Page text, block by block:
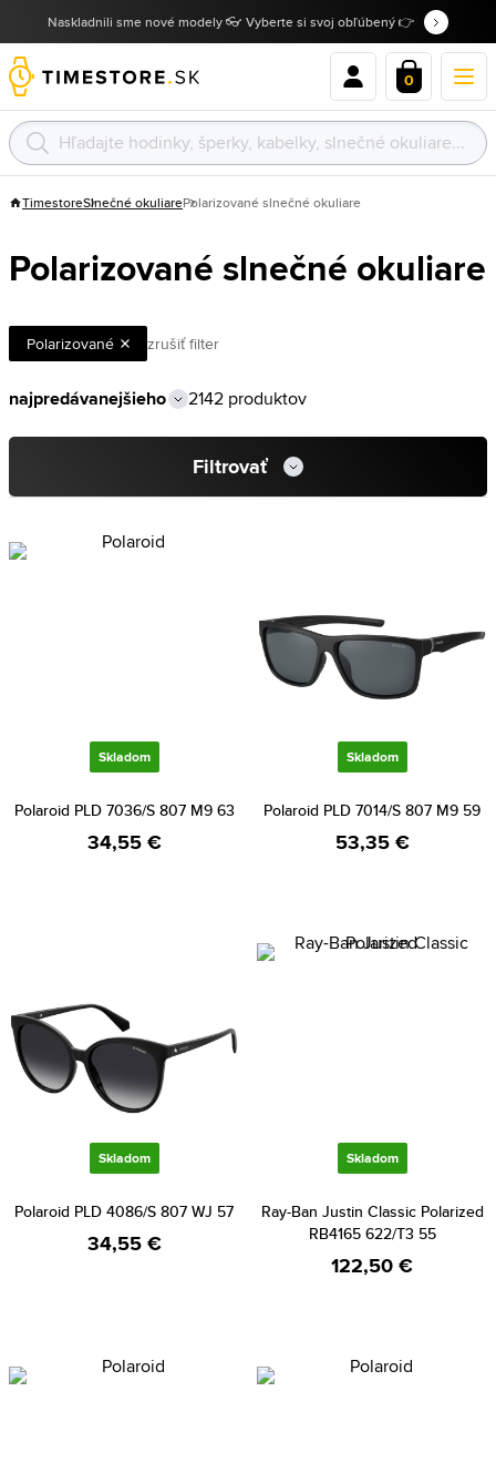
Naskladnili sme nové modely 👓 Vyberte si svoj obľúbený 👉
0
TimestoreSlnečné okuliarePolarizované slnečné okuliare
Polarizované slnečné okuliare
Polarizované zrušiť filter
2142 produktov
Filtrovať
Skladom
Polaroid PLD 7036/S 807 M9 63
34,55 €
Skladom
Polaroid PLD 7014/S 807 M9 59
53,35 €
Skladom
Polaroid PLD 4086/S 807 WJ 57
34,55 €
Skladom
Ray-Ban Justin Classic Polarized
RB4165 622/T3 55
122,50 €